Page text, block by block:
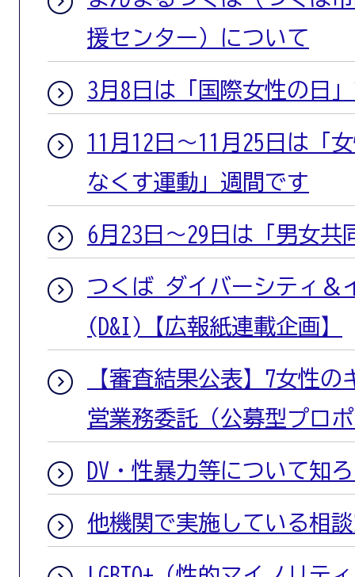
援センター）について
3月8日は「国際女性の日
11月12日～11月25日は「
なくす運動」週間です
6月23日～29日は「男女共
つくば ダイバーシティ＆
(D&I)【広報紙連載企画】
【審査結果公表】7女性
営業務委託（公募型プロ
DV・性暴力等について知
他機関で実施している相